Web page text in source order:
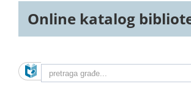
Online katalog